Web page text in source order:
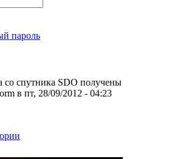
пароль
спутника SDO получены
в пт, 28/09/2012 - 04:23